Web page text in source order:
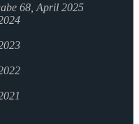
68, April 2025